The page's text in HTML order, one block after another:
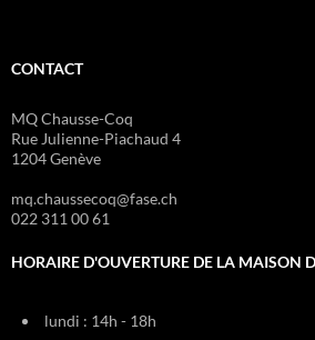
CONTACT
MQ Chausse-Coq
Rue Julienne-Piachaud 4
1204 Genève
mq.chaussecoq@fase.ch
022 311 00 61
HORAIRE D'OUVERTURE DE LA MAISON
lundi : 14h - 18h